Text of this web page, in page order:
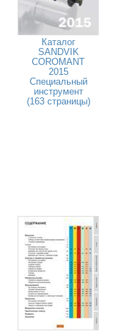
Каталог
SANDVIK
COROMANT
2015
Специальный
инструмент
(163 страницы)